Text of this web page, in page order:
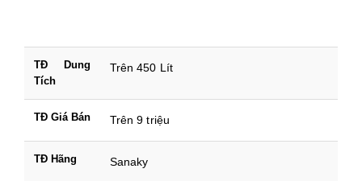
TĐ Dung
Tích
Trên 450 Lít
TĐ Giá Bán Trên 9 triệu
TĐ Hãng Sanaky